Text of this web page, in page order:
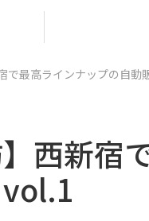
で最高ラインナップの自動
西新宿